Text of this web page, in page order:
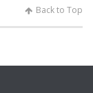
Back to Top